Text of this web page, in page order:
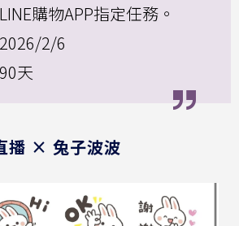
購物APP指定任務。
2/6
天
播 × 兔子波波